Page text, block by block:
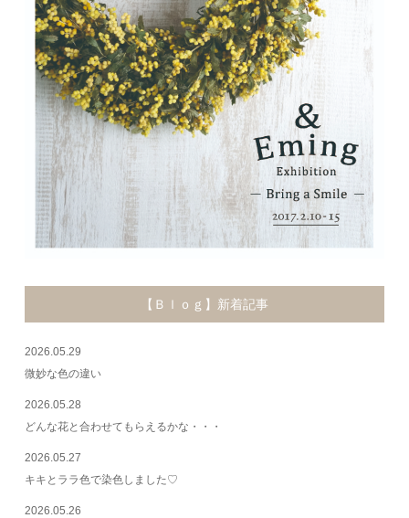
【Ｂｌｏｇ】新着記事
2026.05.29
微妙な色の違い
2026.05.28
どんな花と合わせてもらえるかな・・・
2026.05.27
キキとララ色で染色しました♡
2026.05.26